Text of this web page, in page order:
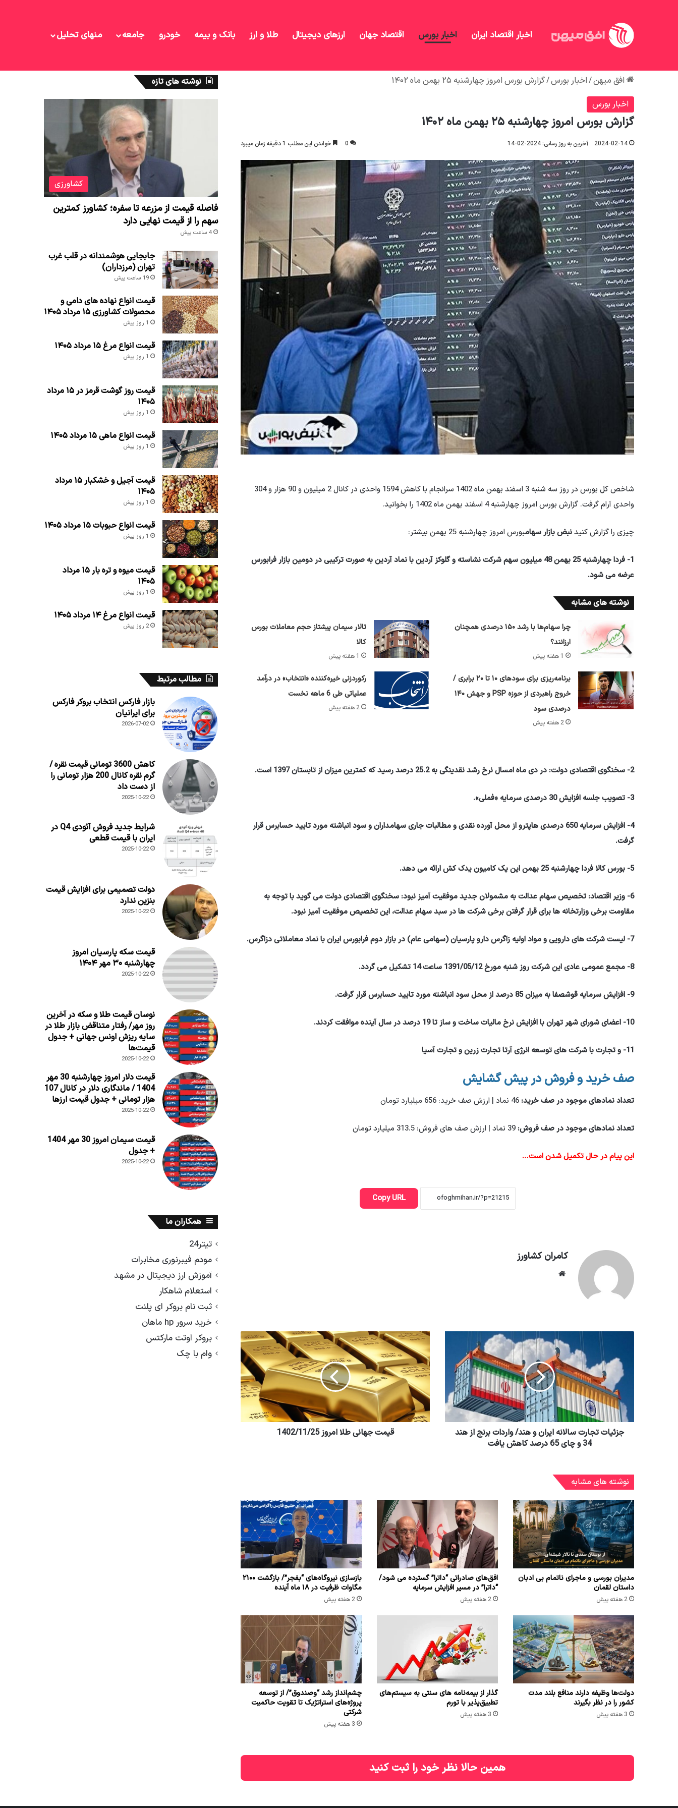
اخبار اقتصاد ایران اخبار بورس اقتصاد جهان ارزهای دیجیتال طلا و ارز بانک و بیمه خودرو جامعه منهای تحلیل
افق میهن/اخبار بورس/گزارش بورس امروز چهارشنبه ۲۵ بهمن ماه ۱۴۰۲
اخبار بورس
گزارش بورس امروز چهارشنبه ۲۵ بهمن ماه ۱۴۰۲
2024-02-14 آخرین به روز رسانی: 2024-02-14 0 خواندن این مطلب 1 دقیقه زمان میبرد
شاخص کل بورس در روز سه شنبه 3 اسفند بهمن ماه 1402 سرانجام با کاهش 1594 واحدی در کانال 2 میلیون و 90 هزار و 304
واحدی آرام گرفت. گزارش بورس امروز چهارشنبه 4 اسفند بهمن ماه 1402 را بخوانید.
چیزی را گزارش کنیدنبض بازار سهامبورس امروز چهارشنبه 25 بهمن بیشتر:
1- فردا چهارشنبه 25 بهمن 48 میلیون سهم شرکت نشاسته و گلوکز آردین با نماد آردین به صورت ترکیبی در دومین بازار فرابورس
عرضه می شود.
نوشته های مشابه
چرا سهام‌ها با رشد ۱۵۰ درصدی همچنان
ارزانند؟
1 هفته پیش
تالار سیمان پیشتاز حجم معاملات بورس
کالا
1 هفته پیش
برنامه‌ریزی برای سود‌های ۱۰ تا ۲۰ برابری /
خروج راهبردی از حوزه PSP و جهش ۱۴۰
درصدی سود
2 هفته پیش
رکوردزنی خیره‌کننده «انتخاب» در درآمد
عملیاتی طی 6 ماهه نخست
2 هفته پیش
2- سخنگوی اقتصادی دولت: در دی ماه امسال نرخ رشد نقدینگی به 25.2 درصد رسید که کمترین میزان از تابستان 1397 است.
3- تصویب جلسه افزایش 30 درصدی سرمایه «فملی».
4- افزایش سرمایه 650 درصدی هاپترو از محل آورده نقدی و مطالبات جاری سهامداران و سود انباشته مورد تایید حسابرس قرار
گرفت.
5- بورس کالا فردا چهارشنبه 25 بهمن این یک کامیون یدک کش ارائه می دهد.
6- وزیر اقتصاد: تخصیص سهام عدالت به مشمولان جدید موفقیت آمیز نبود: سخنگوی اقتصادی دولت می گوید با توجه به
مقاومت برخی وزارتخانه ها برای قرار گرفتن برخی شرکت ها در سبد سهام عدالت، این تخصیص موفقیت آمیز نبود.
7- لیست شرکت های دارویی و مواد اولیه زاگرس دارو پارسیان (سهامی عام) در بازار دوم فرابورس ایران با نماد معاملاتی دزاگرس.
8- مجمع عمومی عادی این شرکت روز شنبه مورخ 1391/05/12 ساعت 14 تشکیل می گردد.
9- افزایش سرمایه قوشصفا به میزان 85 درصد از محل سود انباشته مورد تایید حسابرس قرار گرفت.
10- اعضای شورای شهر تهران با افزایش نرخ مالیات ساخت و ساز تا 19 درصد در سال آینده موافقت کردند.
11- و تجارت با شرکت های توسعه انرژی آرتا تجارت زرین و تجارت آسیا
صف خرید و فروش در پیش گشایش
تعداد نمادهای موجود در صف خرید:
تعداد نمادهای موجود در صف فروش:
این پیام در حال تکمیل شدن است…
Copy URL
کامران کشاورز
جزئیات تجارت سالانه ایران و هند/ واردات برنج از هند
34 و چای 65 درصد کاهش یافت
قیمت جهانی طلا امروز 1402/11/25
نوشته های مشابه
مدیران بورسی و ماجرای ناتمام بی ادبان
داستان لقمان
2 هفته پیش
افق‌های صادراتی “داترا” گسترده می شود/
“داترا” در مسیر افزایش سرمایه
2 هفته پیش
بازسازی نیروگاه‌های “بفجر”/ بازگشت ۲۱۰۰
مگاوات ظرفیت در ۱۸ ماه آینده
2 هفته پیش
دولت‌ها وظیفه دارند منافع بلند مدت
کشور را در نظر بگیرند
3 هفته پیش
گذار از بیمه‌نامه های سنتی به سیستم‌های
تطبیق‌پذیر با تورم
3 هفته پیش
چشم‌انداز رشد “وصندوق”/ از توسعه
پروژه‌های استراتژیک تا تقویت حاکمیت
شرکتی
3 هفته پیش
همین حالا نظر خود را ثبت کنید
نوشته های تازه
کشاورزی
فاصله قیمت از مزرعه تا سفره؛ کشاورز کمترین
سهم را از قیمت نهایی دارد
4 ساعت پیش
جابجایی هوشمندانه در قلب غرب
تهران (مرزداران)
19 ساعت پیش
قیمت انواع نهاده های دامی و
محصولات کشاورزی ۱۵ مرداد ۱۴۰۵
1 روز پیش
قیمت انواع مرغ ۱۵ مرداد ۱۴۰۵
1 روز پیش
قیمت روز گوشت قرمز در ۱۵ مرداد
۱۴۰۵
1 روز پیش
قیمت انواع ماهی ۱۵ مرداد ۱۴۰۵
1 روز پیش
قیمت آجیل و خشکبار ۱۵ مرداد
۱۴۰۵
1 روز پیش
قیمت انواع حبوبات ۱۵ مرداد ۱۴۰۵
1 روز پیش
قیمت میوه و تره بار ۱۵ مرداد
۱۴۰۵
1 روز پیش
قیمت انواع مرغ ۱۴ مرداد ۱۴۰۵
2 روز پیش
مطالب مرتبط
بازار فارکس انتخاب بروکر فارکس
برای ایرانیان
2026-07-02
کاهش 3600 تومانی قیمت نقره /
گرم نقره کانال 200 هزار تومانی را
از دست داد
2025-10-22
شرایط جدید فروش آئودی Q4 در
ایران با قیمت قطعی
2025-10-22
دولت تصمیمی برای افزایش قیمت
بنزین ندارد
2025-10-22
قیمت سکه پارسیان امروز
چهارشنبه ۳۰ مهر ۱۴۰۴
2025-10-22
نوسان قیمت طلا و سکه در آخرین
روز مهر/ رفتار متناقض بازار طلا در
سایه ریزش اونس جهانی + جدول
قیمت‌ها
2025-10-22
قیمت دلار امروز چهارشنبه 30 مهر
1404 / ماندگاری دلار در کانال 107
هزار تومانی + جدول قیمت ارزها
2025-10-22
قیمت سیمان امروز 30 مهر 1404
+ جدول
2025-10-22
همکاران ما
تیتر24
مودم فیبرنوری مخابرات
آموزش ارز دیجیتال در مشهد
استعلام شاهکار
ثبت نام بروکر ای پلنت
خرید سرور hp ماهان
بروکر اوتت مارکتس
وام با چک